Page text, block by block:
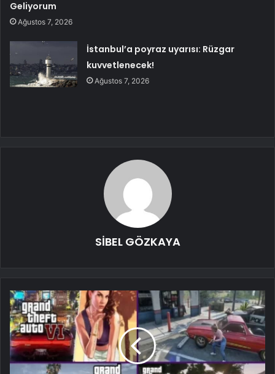
Geliyorum
Ağustos 7, 2026
İstanbul’a poyraz uyarısı: Rüzgar
kuvvetlenecek!
Ağustos 7, 2026
SİBEL GÖZKAYA